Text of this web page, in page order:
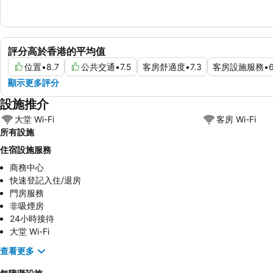
評分高於香港的平均值
位置•8.7 公共交通•7.5 客房舒適度•7.3 客房設施服務•
顯示更多評分
設施推介
大堂 Wi-Fi
客房 Wi-Fi
所有設施
住宿設施服務
商務中心
快速登記入住/退房
門房服務
非吸煙房
24小時接待
大堂 Wi-Fi
查看更多